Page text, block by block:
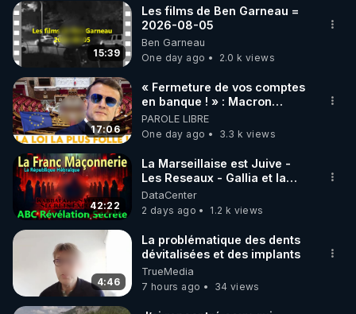
15:39
Les films de Ben Garneau =
2026-08-05
Ben Garneau
One day ago
2.0 k views
17:06
« Fermeture de vos comptes
en banque ! » : Macron
impose une loi folle !
PAROLE LIBRE
One day ago
3.3 k views
42:22
La Marseillaise est Juive -
Les Reseaux - Gallia et la
France - Symbolisme
DataCenter
2 days ago
1.2 k views
4:46
La problématique des dents
dévitalisées et des implants
TrueMedia
7 hours ago
34 views